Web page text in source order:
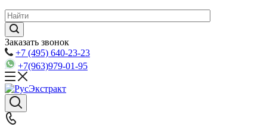
Заказать звонок
+7 (495) 640-23-23
+7(963)979-01-95